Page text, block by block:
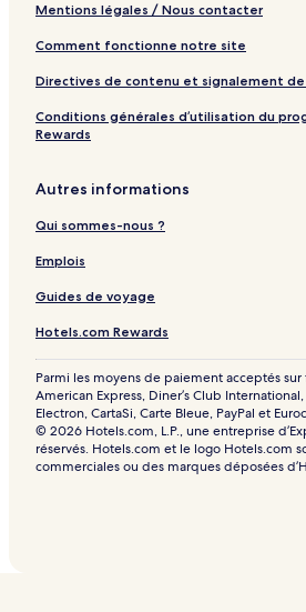
Mentions légales / Nous contacter
Comment fonctionne notre site
Directives de contenu et signalement
Conditions générales d’utilisation du
Rewards
Autres informations
Qui sommes-nous ?
Emplois
Guides de voyage
Hotels.com Rewards
Parmi les moyens de paiement acceptés
American Express, Diner’s Club
Electron, CartaSi, Carte Bleue, PayPal et
© 2026 Hotels.com, L.P., une entreprise
réservés. Hotels.com et le logo Hotels.com
commerciales ou des marques déposées